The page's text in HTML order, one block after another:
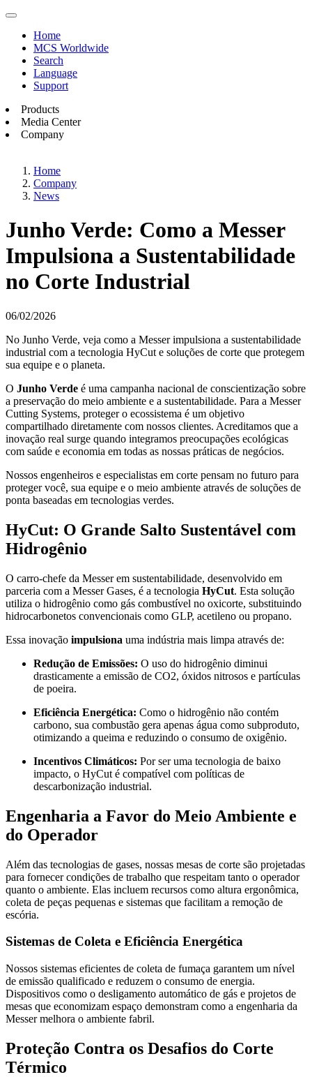
Home
MCS Worldwide
Search
Language
Support
Products
Media Center
Company
Home
Company
News
Junho Verde: Como a Messer
Impulsiona a Sustentabilidade
no Corte Industrial
06/02/2026
No Junho Verde, veja como a Messer impulsiona a sustentabilidade
industrial com a tecnologia HyCut e soluções de corte que protegem
sua equipe e o planeta.
O Junho Verde é uma campanha nacional de conscientização sobre
a preservação do meio ambiente e a sustentabilidade. Para a Messer
Cutting Systems, proteger o ecossistema é um objetivo
compartilhado diretamente com nossos clientes. Acreditamos que a
inovação real surge quando integramos preocupações ecológicas
com saúde e economia em todas as nossas práticas de negócios.
Nossos engenheiros e especialistas em corte pensam no futuro para
proteger você, sua equipe e o meio ambiente através de soluções de
ponta baseadas em tecnologias verdes.
HyCut: O Grande Salto Sustentável com
Hidrogênio
O carro-chefe da Messer em sustentabilidade, desenvolvido em
parceria com a Messer Gases, é a tecnologia HyCut. Esta solução
utiliza o hidrogênio como gás combustível no oxicorte, substituindo
hidrocarbonetos convencionais como GLP, acetileno ou propano.
Essa inovação impulsiona uma indústria mais limpa através de:
Redução de Emissões: O uso do hidrogênio diminui
drasticamente a emissão de CO2, óxidos nitrosos e partículas
de poeira.
Eficiência Energética: Como o hidrogênio não contém
carbono, sua combustão gera apenas água como subproduto,
otimizando a queima e reduzindo o consumo de oxigênio.
Incentivos Climáticos: Por ser uma tecnologia de baixo
impacto, o HyCut é compatível com políticas de
descarbonização industrial.
Engenharia a Favor do Meio Ambiente e
do Operador
Além das tecnologias de gases, nossas mesas de corte são projetadas
para fornecer condições de trabalho que respeitam tanto o operador
quanto o ambiente. Elas incluem recursos como altura ergonômica,
coleta de peças pequenas e sistemas que facilitam a remoção de
escória.
Sistemas de Coleta e Eficiência Energética
Nossos sistemas eficientes de coleta de fumaça garantem um nível
de emissão qualificado e reduzem o consumo de energia.
Dispositivos como o desligamento automático de gás e projetos de
mesas que economizam espaço demonstram como a engenharia da
Messer melhora o ambiente fabril.
Proteção Contra os Desafios do Corte
Térmico